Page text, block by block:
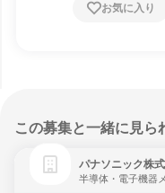
お気に入り
この募集と一緒に見ら
パナソニック株
半導体・電子機器